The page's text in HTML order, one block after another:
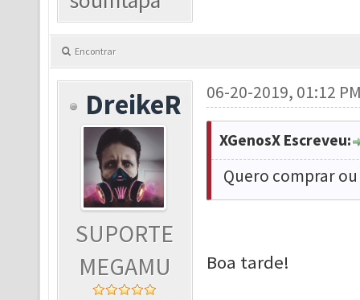
Encontrar
DreikeR
SUPORTE
MEGAMU
06-20-2019, 01:12
XGenosX Escreveu:
Quero comprar
Boa tarde!